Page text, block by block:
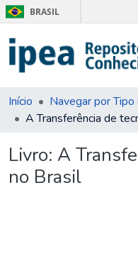
BRASIL
Início
Livro: A
no Brasil